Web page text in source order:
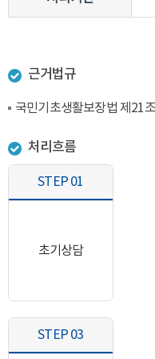
근거법규
국민기초생활보장법 제21
처리흐름
STEP 01
초기상담
STEP 03